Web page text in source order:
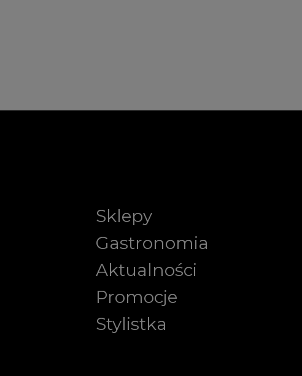
Sklepy
Gastronomia
Aktualności
Promocje
Stylistka